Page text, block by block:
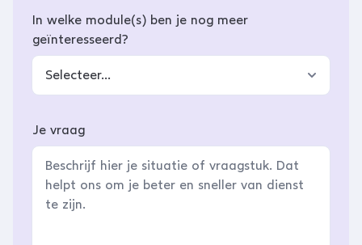
In welke module(s) ben je nog meer
geïnteresseerd?
Selecteer...
Je vraag